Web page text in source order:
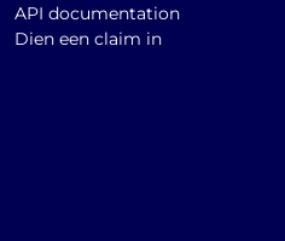
API documentation
Dien een claim in